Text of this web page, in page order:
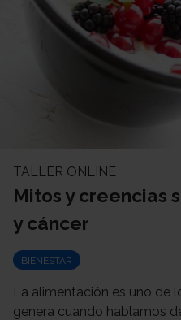
TALLER ONLINE
Mitos y creencias
y cáncer
BIENESTAR
La alimentación es uno de
genera cuando hablamos